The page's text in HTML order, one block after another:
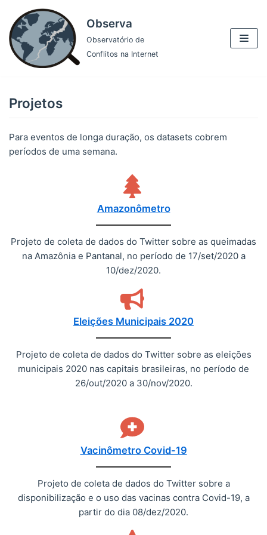
Pular
para
o
conteúdo
Observa
Observatório de
Conflitos na Internet
Projetos
Para eventos de longa duração, os datasets cobrem
períodos de uma semana.
Amazonômetro
Projeto de coleta de dados do Twitter sobre as queimadas
na Amazônia e Pantanal, no período de 17/set/2020 a
10/dez/2020.
Eleições Municipais 2020
Projeto de coleta de dados do Twitter sobre as eleições
municipais 2020 nas capitais brasileiras, no período de
26/out/2020 a 30/nov/2020.
Vacinômetro Covid-19
Projeto de coleta de dados do Twitter sobre a
disponibilização e o uso das vacinas contra Covid-19, a
partir do dia 08/dez/2020.